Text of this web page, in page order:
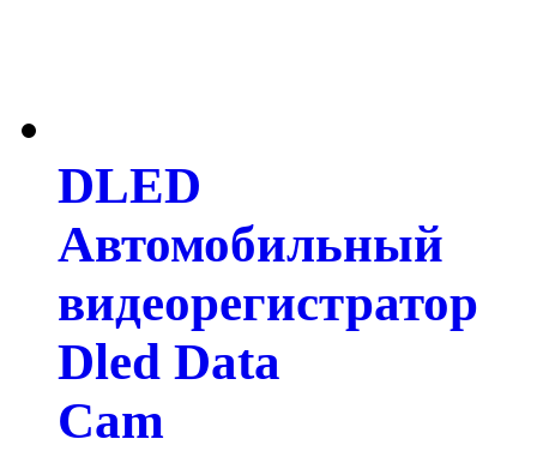
DLED
Автомобильный
видеорегистратор
Dled Data
Cam